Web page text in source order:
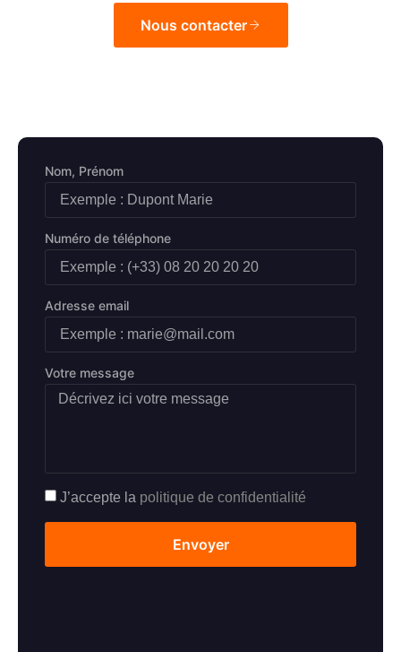
Nous contacter
Nom, Prénom
Numéro de téléphone
Adresse email
Votre message
J’accepte la politique de confidentialité
Envoyer